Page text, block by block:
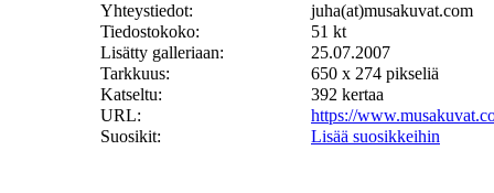
Yhteystiedot:
juha(at)musakuvat.com
Tiedostokoko:
51 kt
Lisätty galleriaan:
25.07.2007
Tarkkuus:
650 x 274 pikseliä
Katseltu:
392 kertaa
URL:
https://
Suosikit:
Lisää suosikkeihin